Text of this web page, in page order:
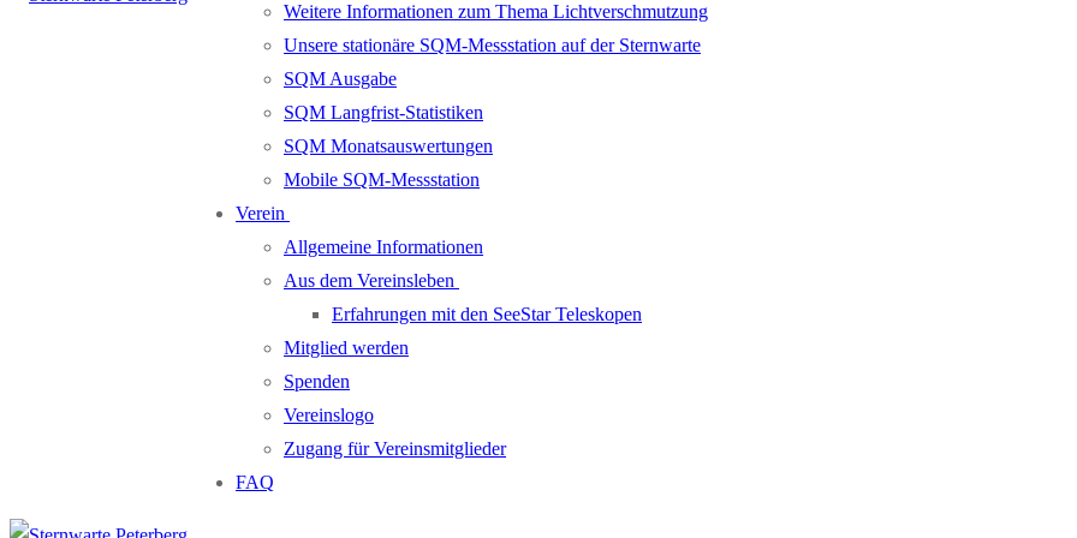
Weitere Informationen zum Thema Lichtverschmutzung
Unsere stationäre SQM-Messstation auf der Sternwarte
SQM Ausgabe
SQM Langfrist-Statistiken
SQM Monatsauswertungen
Mobile SQM-Messstation
Verein
Allgemeine Informationen
Aus dem Vereinsleben
Erfahrungen mit den SeeStar Teleskopen
Mitglied werden
Spenden
Vereinslogo
Zugang für Vereinsmitglieder
FAQ